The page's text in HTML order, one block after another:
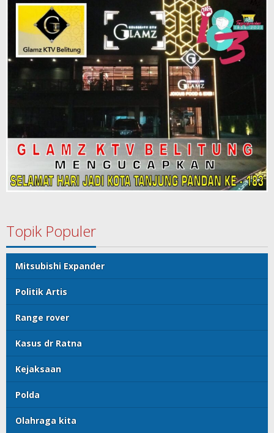
Topik Populer
Mitsubishi Expander
Politik Artis
Range rover
Kasus dr Ratna
Kejaksaan
Polda
Olahraga kita